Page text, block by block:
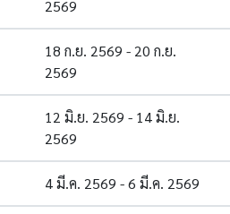
2569
18 ก.ย. 2569 - 20 ก.ย.
2569
12 มิ.ย. 2569 - 14 มิ.ย.
2569
4 มี.ค. 2569 - 6 มี.ค. 2569